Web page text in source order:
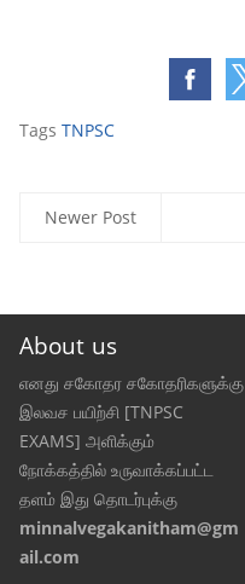
Tags TNPSC
Newer Post
About us
எனது சகோதர சகோதரிகளுக்கு
இலவச பயிற்சி [TNPSC
EXAMS] அளிக்கும்
நோக்கத்தில் உருவாக்கப்பட்ட
தளம் இது தொடர்புக்கு
minnalvegakanitham@gm
ail.com